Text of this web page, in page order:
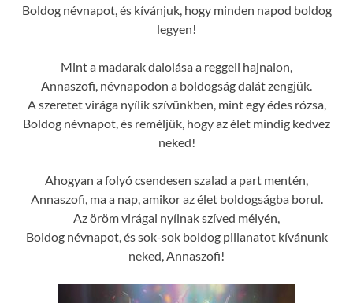
Boldog névnapot, és kívánjuk, hogy minden napod boldog
legyen!
Mint a madarak dalolása a reggeli hajnalon,
Annaszofi, névnapodon a boldogság dalát zengjük.
A szeretet virága nyílik szívünkben, mint egy édes rózsa,
Boldog névnapot, és reméljük, hogy az élet mindig kedvez
neked!
Ahogyan a folyó csendesen szalad a part mentén,
Annaszofi, ma a nap, amikor az élet boldogságba borul.
Az öröm virágai nyílnak szíved mélyén,
Boldog névnapot, és sok-sok boldog pillanatot kívánunk
neked, Annaszofi!